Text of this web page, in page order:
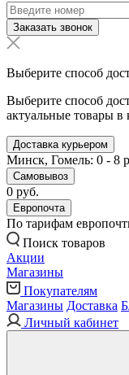
Заказать звонок
Выберите способ
Выберите способ
актуальные товары в
Доставка курьером
Минск, Гомель: 0 - 8
Самовывоз
0 руб.
Европочта
По тарифам
Поиск товаров
Акции
Магазины
Покупателям
Магазины Доставка
Личный кабинет